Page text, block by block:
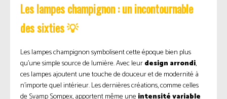
Les lampes champignon : un incontournable
des sixties 💡
Les lampes champignon symbolisent cette époque bien plus
qu’une simple source de lumière. Avec leurdesign arrondi,
ces lampes ajoutent une touche de douceur et de modernité à
n’importe quel intérieur. Les dernières créations, comme celles